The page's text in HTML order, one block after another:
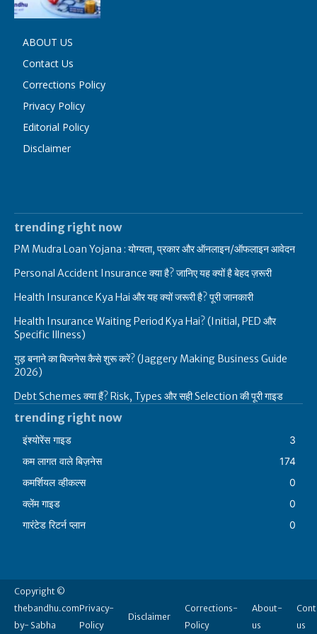
ABOUT US
Contact Us
Corrections Policy
Privacy Policy
Editorial Policy
Disclaimer
trending right now
PM Mudra Loan Yojana : योग्यता, प्रकार और ऑनलाइन/ऑफलाइन आवेदन
Personal Accident Insurance क्या है? जानिए यह क्यों है बेहद ज़रूरी
Health Insurance Kya Hai और यह क्यों जरूरी है? पूरी जानकारी
Health Insurance Waiting Period Kya Hai? (Initial, PED और
Specific Illness)
गुड़ बनाने का बिजनेस कैसे शुरू करें? (Jaggery Making Business Guide
2026)
Debt Schemes क्या हैं? Risk, Types और सही Selection की पूरी गाइड
trending right now
इंश्योरेंस गाइड
3
कम लागत वाले बिज़नेस
174
कमर्शियल व्हीकल्स
0
क्लेंम गाइड
0
गारंटेड रिटर्न प्लान
0
Copyright ©
thebandhu.com
by- Sabha
Privacy-
Policy
Disclaimer
Corrections-
Policy
About-
us
us